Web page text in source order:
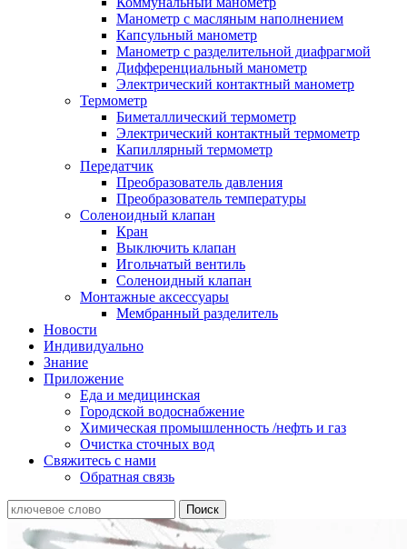
Манометр с масляным наполнением
Капсульный манометр
Манометр с разделительной диафрагмой
Дифференциальный манометр
Электрический контактный манометр
Термометр
Биметаллический термометр
Электрический контактный термометр
Капиллярный термометр
Передатчик
Преобразователь давления
Преобразователь температуры
Соленоидный клапан
Кран
Выключить клапан
Игольчатый вентиль
Соленоидный клапан
Монтажные аксессуары
Мембранный разделитель
Новости
Индивидуально
Знание
Приложение
Еда и медицинская
Городской водоснабжение
Химическая промышленность /нефть и газ
Очистка сточных вод
Свяжитесь с нами
Обратная связь